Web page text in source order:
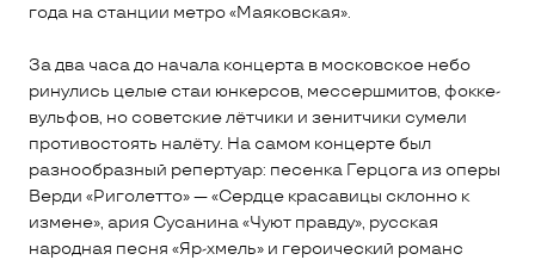
года на станции метро «Маяковская».
За два часа до начала концерта в московское небо
ринулись целые стаи юнкерсов, мессершмитов, фокке-
вульфов, но советские лётчики и зенитчики сумели
противостоять налёту. На самом концерте был
разнообразный репертуар: песенка Герцога из оперы
Верди «Риголетто» — «Сердце красавицы склонно к
измене», ария Сусанина «Чуют правду», русская
народная песня «Яр-хмель» и героический романс